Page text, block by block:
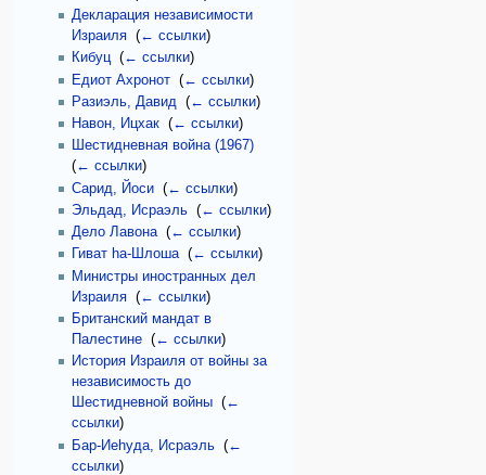
Декларация независимости
Израиля ‎(← ссылки)
Кибуц‎(← ссылки)
Едиот Ахронот ‎(← ссылки)
Разиэль, Давид ‎(← ссылки)
Навон, Ицхак ‎(← ссылки)
Шестидневная война (1967)
(← ссылки)
Сарид, Йоси ‎(← ссылки)
Эльдад, Исраэль ‎(← ссылки)
Дело Лавона‎(← ссылки)
Гиват hа-Шлоша‎(← ссылки)
Министры иностранных дел
Израиля ‎(← ссылки)
Британский мандат в
Палестине ‎(← ссылки)
История Израиля от войны за
независимость до
Шестидневной войны ‎(←
ссылки)
Бар-Иеhуда, Исраэль ‎(←
ссылки)